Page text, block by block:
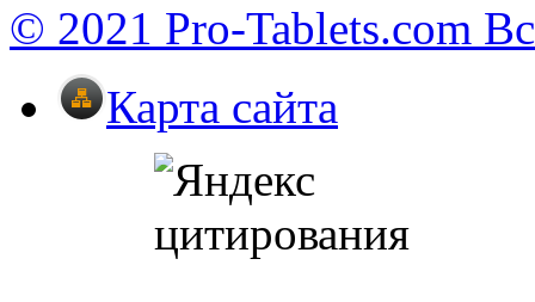
© 2021 Pro-Tablets.com
Карта сайта